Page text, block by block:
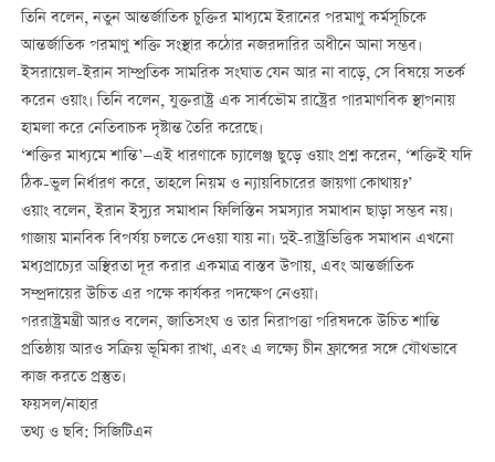
তিনি বলেন, নতুন আন্তর্জাতিক চুক্তির মাধ্যমে ইরানের পরমাণু কর্মসূচিকে
আন্তর্জাতিক পরমাণু শক্তি সংস্থার কঠোর নজরদারির অধীনে আনা সম্ভব।
ইসরায়েল-ইরান সাম্প্রতিক সামরিক সংঘাত যেন আর না বাড়ে, সে বিষয়ে সতর্ক
করেন ওয়াং। তিনি বলেন, যুক্তরাষ্ট্র এক সার্বভৌম রাষ্ট্রের পারমাণবিক স্থাপনায়
হামলা করে নেতিবাচক দৃষ্টান্ত তৈরি করেছে।
‘শক্তির মাধ্যমে শান্তি’—এই ধারণাকে চ্যালেঞ্জ ছুড়ে ওয়াং প্রশ্ন করেন, ‘শক্তিই যদি
ঠিক-ভুল নির্ধারণ করে, তাহলে নিয়ম ও ন্যায়বিচারের জায়গা কোথায়?’
ওয়াং বলেন, ইরান ইস্যুর সমাধান ফিলিস্তিন সমস্যার সমাধান ছাড়া সম্ভব নয়।
গাজায় মানবিক বিপর্যয় চলতে দেওয়া যায় না। দুই-রাষ্ট্রভিত্তিক সমাধান এখনো
মধ্যপ্রাচ্যের অস্থিরতা দূর করার একমাত্র বাস্তব উপায়, এবং আন্তর্জাতিক
সম্প্রদায়ের উচিত এর পক্ষে কার্যকর পদক্ষেপ নেওয়া।
পররাষ্ট্রমন্ত্রী আরও বলেন, জাতিসংঘ ও তার নিরাপত্তা পরিষদকে উচিত শান্তি
প্রতিষ্ঠায় আরও সক্রিয় ভূমিকা রাখা, এবং এ লক্ষ্যে চীন ফ্রান্সের সঙ্গে যৌথভাবে
কাজ করতে প্রস্তুত।
ফয়সল/নাহার
তথ্য ও ছবি: সিজিটিএন